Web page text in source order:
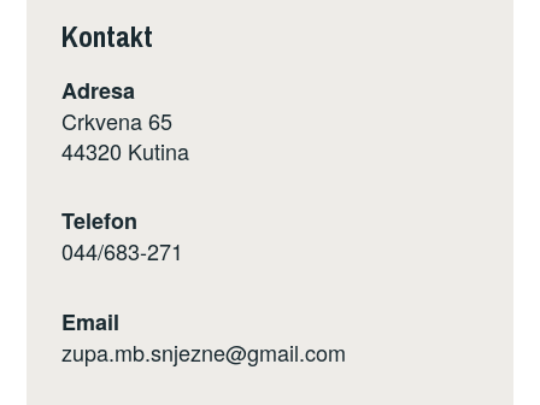
Kontakt
Adresa
Crkvena 65
44320 Kutina
Telefon
044/683-271
Email
zupa.mb.snjezne@gmail.com